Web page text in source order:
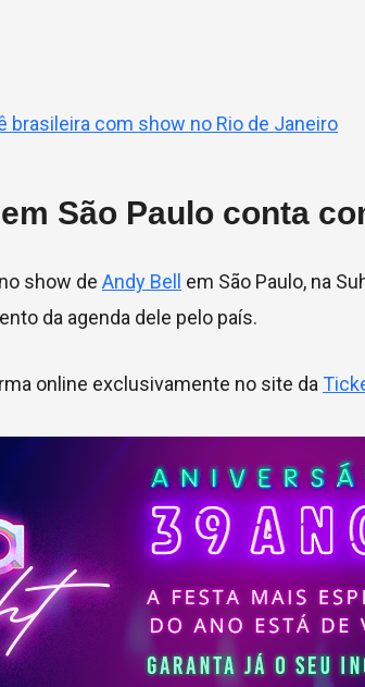
brasileira com show no Rio de Janeiro
São Paulo conta
show de Andy Bell
em São Paulo, na
da agenda dele pelo país.
online exclusivamente no site da